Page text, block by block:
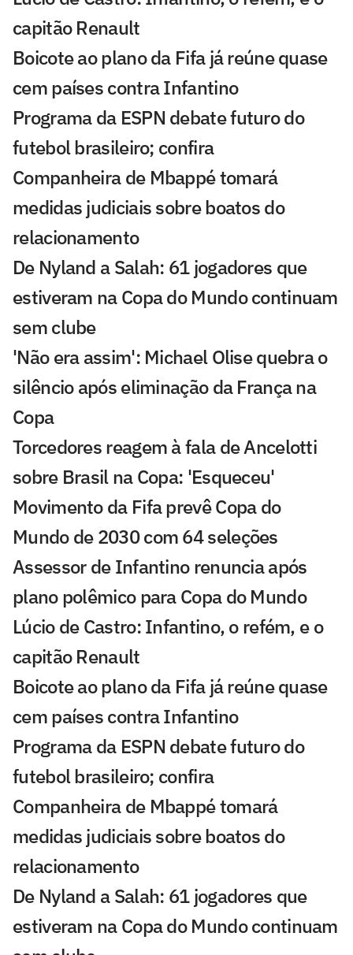
capitão Renault
Boicote ao plano da Fifa já reúne quase
cem países contra Infantino
Programa da ESPN debate futuro do
futebol brasileiro; confira
Companheira de Mbappé tomará
medidas judiciais sobre boatos do
relacionamento
De Nyland a Salah: 61 jogadores que
estiveram na Copa do Mundo continuam
sem clube
'Não era assim': Michael Olise quebra o
silêncio após eliminação da França na
Copa
Torcedores reagem à fala de Ancelotti
sobre Brasil na Copa: 'Esqueceu'
Movimento da Fifa prevê Copa do
Mundo de 2030 com 64 seleções
Assessor de Infantino renuncia após
plano polêmico para Copa do Mundo
Lúcio de Castro: Infantino, o refém, e o
capitão Renault
Boicote ao plano da Fifa já reúne quase
cem países contra Infantino
Programa da ESPN debate futuro do
futebol brasileiro; confira
Companheira de Mbappé tomará
medidas judiciais sobre boatos do
relacionamento
De Nyland a Salah: 61 jogadores que
estiveram na Copa do Mundo continuam